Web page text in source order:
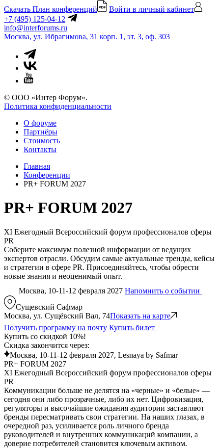
Скачать План конференций
Войти в личный кабинет
+7 (495) 125-04-12
info@interforums.ru
Москва, ул. Ибрагимова, 31 корп. 1, эт. 3, оф. 303
© ООО «Интер Форум».
Политика конфиденциальности
О форуме
Партнёры
Стоимость
Контакты
Главная
Конференции
PR+ FORUM 2027
PR+ FORUM 2027
XI Ежегодный Всероссийский форум профессионалов сферы
PR
Соберите максимум полезной информации от ведущих
экспертов отрасли. Обсудим самые актуальные тренды, кейсы
и стратегии в сфере PR. Присоединяйтесь, чтобы обрести
новые знания и неоценимый опыт.
Москва, 10-11-12 февраля 2027 Напомнить о событии
Сущевский Сафмар
Москва, ул. Сущёвский Вал, 74Показать на карте
Получить программу на почту Купить билет
Купить со скидкой 10%!
Скидка закончится через:
Москва, 10-11-12 февраля 2027, Lesnaya by Safmar
PR+ FORUM 2027
XI Ежегодный Всероссийский форум профессионалов сферы
PR
Коммуникации больше не делятся на «черные» и «белые» —
сегодня они либо прозрачные, либо их нет. Цифровизация,
регуляторы и высочайшие ожидания аудитории заставляют
бренды пересматривать свои стратегии. На наших глазах, в
очередной раз, усиливается роль личного бренда
руководителей и внутренних коммуникаций компании, а
доверие потребителей становится ключевым активом.